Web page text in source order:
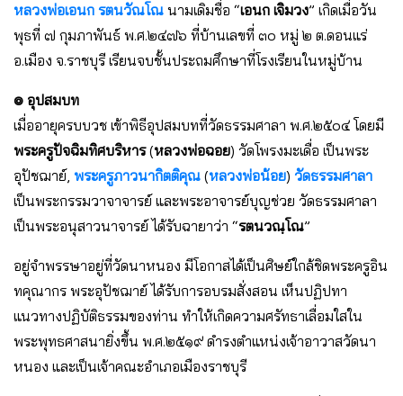
หลวงพ่อเอนก รตนวัณโณ นามเดิมชื่อ “เอนก เจิมวง” เกิดเมื่อวัน
พุธที่ ๗ กุมภาพันธ์ พ.ศ.๒๔๗๖ ที่บ้านเลขที่ ๓๐ หมู่ ๒ ต.ดอนแร่
อ.เมือง จ.ราชบุรี เรียนจบชั้นประถมศึกษาที่โรงเรียนในหมู่บ้าน
๏ อุปสมบท
เมื่ออายุครบบวช เข้าพิธีอุปสมบทที่วัดธรรมศาลา พ.ศ.๒๕๐๔ โดยมี
พระครูปัจฉิมทิศบริหาร(หลวงพ่อฉอย) วัดโพรงมะเดื่อ เป็นพระ
อุปัชฌาย์, พระครูภาวนากิตติคุณ (หลวงพ่อน้อย) วัดธรรมศาลา
เป็นพระกรรมวาจาจารย์ และพระอาจารย์บุญช่วย วัดธรรมศาลา
เป็นพระอนุสาวนาจารย์ ได้รับฉายาว่า “รตนวณฺโณ”
อยู่จำพรรษาอยู่ที่วัดนาหนอง มีโอกาสได้เป็นศิษย์ใกล้ชิดพระครูอิน
ทคุณากร พระอุปัชฌาย์ ได้รับการอบรมสั่งสอน เห็นปฏิปทา
แนวทางปฏิบัติธรรมของท่าน ทำให้เกิดความศรัทธาเลื่อมใสใน
พระพุทธศาสนายิ่งขึ้น พ.ศ.๒๕๑๙ ดำรงตำแหน่งเจ้าอาวาสวัดนา
หนอง และเป็นเจ้าคณะอำเภอเมืองราชบุรี